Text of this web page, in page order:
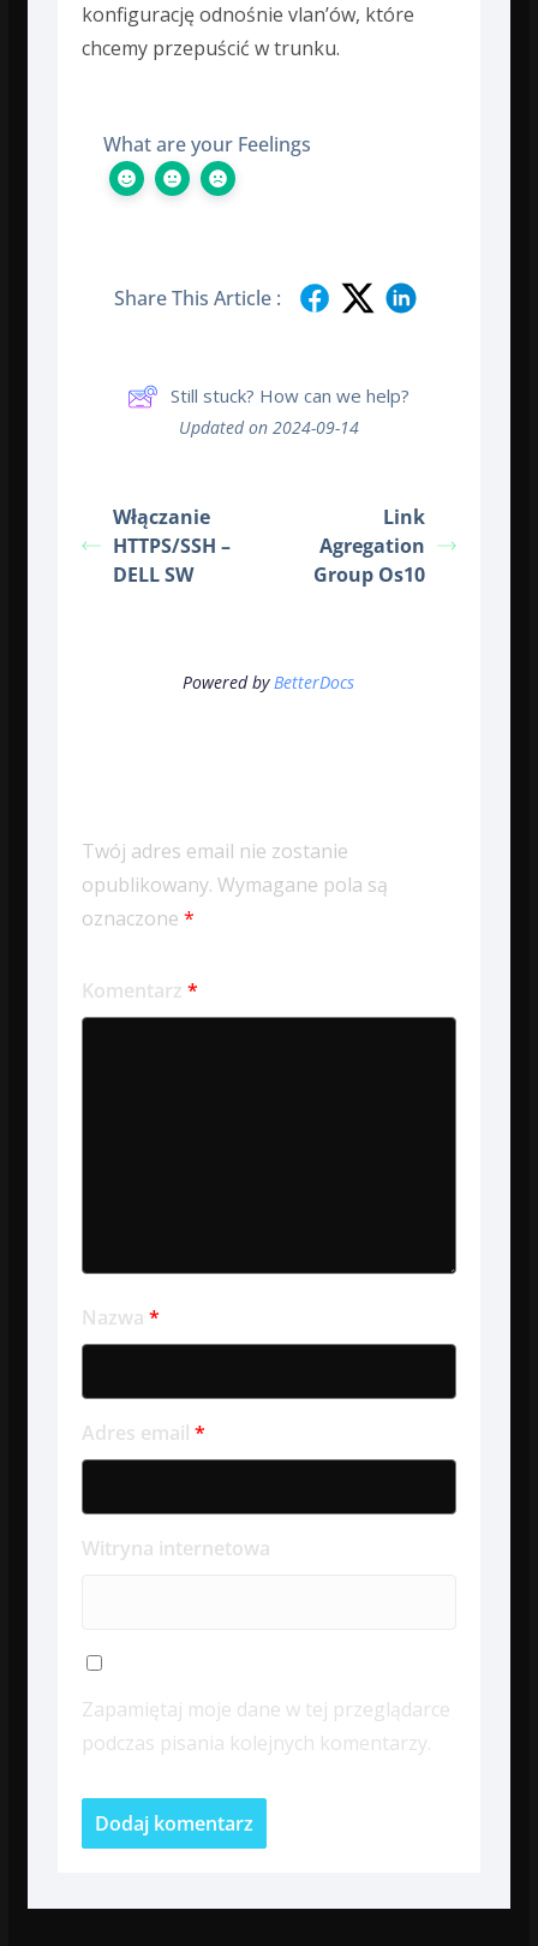
konfigurację odnośnie vlan’ów, które
chcemy przepuścić w trunku.
What are your Feelings
Share This Article :
Still stuck? How can we help?
Updated on 2024-09-14
Włączanie
HTTPS/SSH –
DELL SW
Link
Agregation
Group Os10
Powered byBetterDocs
Twój adres email nie zostanie
opublikowany. Wymagane pola są
oznaczone *
Komentarz *
Nazwa *
Adres email *
Witryna internetowa
Zapamiętaj moje dane w tej przeglądarce
podczas pisania kolejnych komentarzy.